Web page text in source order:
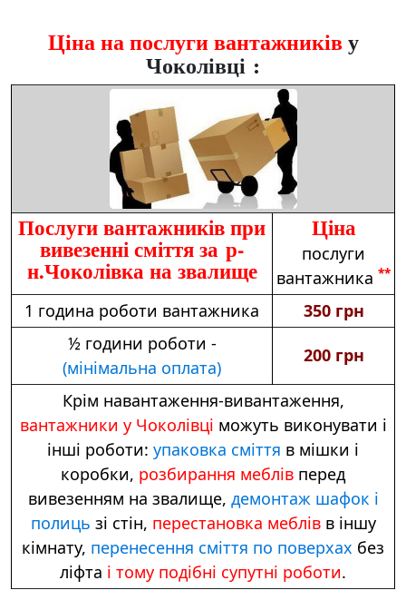
Ціна на послуги вантажниківу
Чоколівці :
Послуги вантажників при
вивезенні сміття за р-
н.Чоколівка на звалище
Ціна
послуги
вантажника **
1 година роботи вантажника
350 грн
½ години роботи -
(мінімальна оплата)
200 грн
Крім навантаження-вивантаження,
вантажники у Чоколівці можуть виконувати і
інші роботи: упаковка сміття в мішки і
коробки, розбирання меблів перед
вивезенням на звалище, демонтаж шафок і
полиць зі стін, перестановка меблівв іншу
кімнату, перенесення сміття по поверхах без
ліфта і тому подібні супутні роботи.